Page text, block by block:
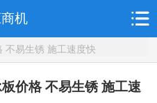
机
不易生锈 施工速度快
价格 不易生锈 施工速